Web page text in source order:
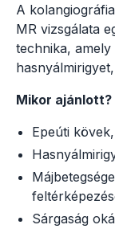
A
MR vizsgálata
technika,
Mikor ajánlott?
Epeúti
Sárgaság